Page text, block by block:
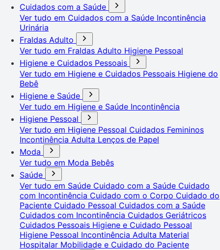
Cuidados com a Saúde
Ver tudo em Cuidados com a Saúde Incontinência
Urinária
Fraldas Adulto
Ver tudo em Fraldas Adulto Higiene Pessoal
Higiene e Cuidados Pessoais
Ver tudo em Higiene e Cuidados Pessoais Higiene do
Bebê
Higiene e Saúde
Ver tudo em Higiene e Saúde Incontinência
Higiene Pessoal
Ver tudo em Higiene Pessoal Cuidados Femininos
Incontinência Adulta Lenços de Papel
Moda
Ver tudo em Moda Bebês
Saúde
Ver tudo em Saúde Cuidado com a Saúde Cuidado
com Incontinência Cuidado com o Corpo Cuidado do
Paciente Cuidado Pessoal Cuidados com a Saúde
Cuidados com Incontinência Cuidados Geriátricos
Cuidados Pessoais Higiene e Cuidado Pessoal
Higiene Pessoal Incontinência Adulta Material
Hospitalar Mobilidade e Cuidado do Paciente